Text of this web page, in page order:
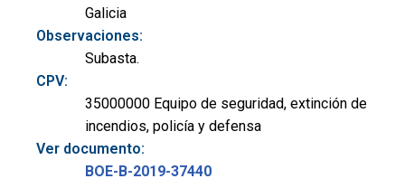
Galicia
Observaciones:
Subasta.
CPV:
35000000 Equipo de seguridad, extinción de
incendios, policía y defensa
Ver documento:
BOE-B-2019-37440